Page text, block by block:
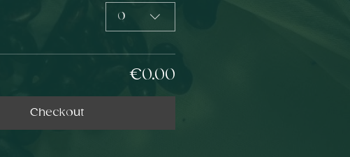
0
€0.00
Checkout